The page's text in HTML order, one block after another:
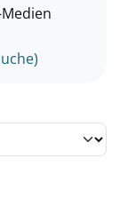
Sie suchen wollen.
Medien